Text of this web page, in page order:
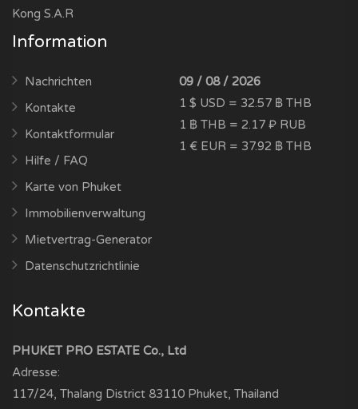
Kong S.A.R
Information
Nachrichten
Kontakte
Kontaktformular
Hilfe / FAQ
Karte von Phuket
Immobilienverwaltung
Mietvertrag-Generator
Datenschutzrichtlinie
09 / 08 / 2026
1 $ USD = 32.57 ฿ THB
1 ฿ THB = 2.17 ₽ RUB
1 € EUR = 37.92 ฿ THB
Kontakte
PHUKET PRO ESTATE Co., Ltd
Adresse:
117/24, Thalang District 83110 Phuket, Thailand